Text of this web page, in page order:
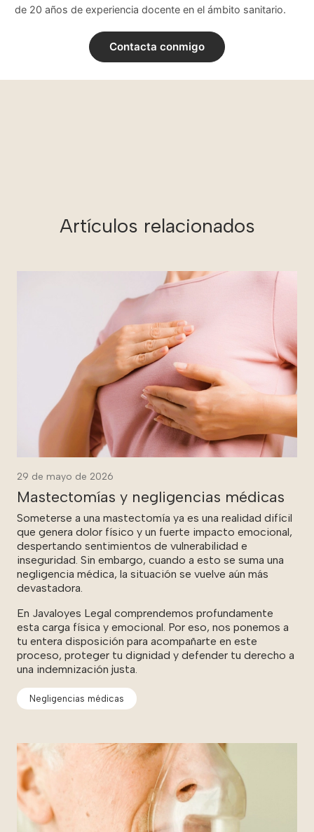
de 20 años de experiencia docente en el ámbito sanitario.
Contacta conmigo
Artículos relacionados
29 de mayo de 2026
Mastectomías y negligencias médicas
Someterse a una mastectomía ya es una realidad difícil
que genera dolor físico y un fuerte impacto emocional,
despertando sentimientos de vulnerabilidad e
inseguridad. Sin embargo, cuando a esto se suma una
negligencia médica, la situación se vuelve aún más
devastadora.
En Javaloyes Legal comprendemos profundamente
esta carga física y emocional. Por eso, nos ponemos a
tu entera disposición para acompañarte en este
proceso, proteger tu dignidad y defender tu derecho a
una indemnización justa.
Negligencias médicas